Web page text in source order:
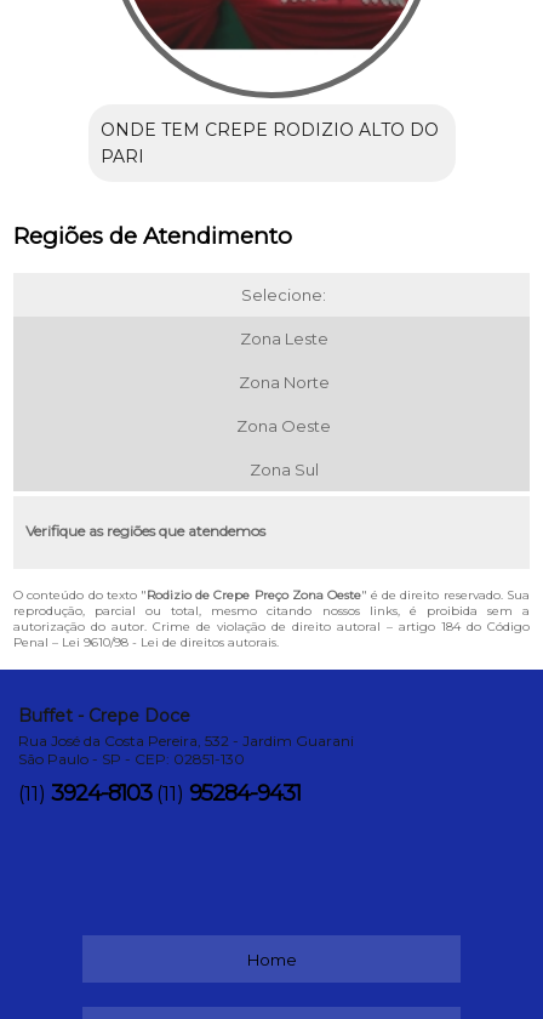
ONDE TEM CREPE RODIZIO ALTO DO
PARI
Regiões de Atendimento
Selecione:
Zona Leste
Zona Norte
Zona Oeste
Zona Sul
Verifique as regiões que atendemos
O conteúdo do texto "Rodizio de Crepe Preço Zona Oeste" é de direito reservado. Sua
reprodução, parcial ou total, mesmo citando nossos links, é proibida sem a
autorização do autor. Crime de violação de direito autoral – artigo 184 do Código
Penal – Lei 9610/98 - Lei de direitos autorais.
Buffet - Crepe Doce
Rua José da Costa Pereira, 532 - Jardim Guarani
São Paulo - SP - CEP: 02851-130
(11) 3924-8103 (11) 95284-9431
Home